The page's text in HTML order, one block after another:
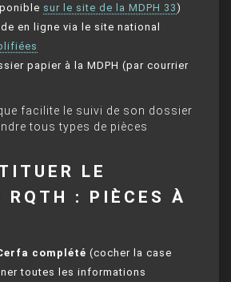
sur le site de la MDPH 33)
en ligne via le site national
papier à la MDPH (par courrier
facilite le suivi de son dossier
tous types de pièces
LE
RQTH : PIÈCES À
complété (cocher la case
toutes les informations